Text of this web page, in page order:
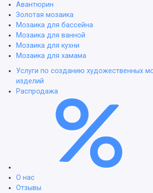
Авантюрин
Золотая мозаика
Мозаика для бассейна
Мозаика для ванной
Мозаика для кухни
Мозаика для хамама
Услуги по созданию художественных
изделий
Распродажа
О нас
Отзывы